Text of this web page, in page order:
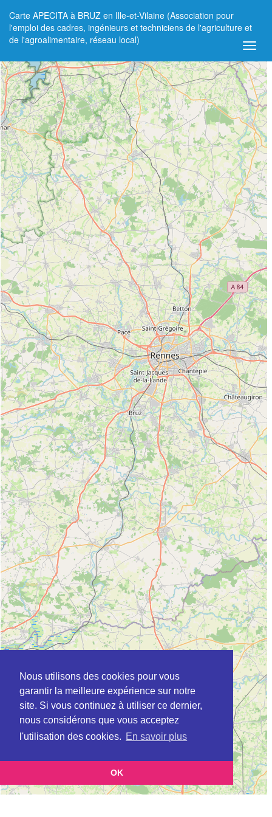
Nous utilisons des cookies pour vous
garantir la meilleure expérience sur notre
site. Si vous continuez à utiliser ce dernier,
nous considérons que vous acceptez
l'utilisation des cookies. En savoir plus
OK
Carte APECITA à BRUZ en Ille-et-Vilaine (Association pour
l'emploi des cadres, ingénieurs et techniciens de l'agriculture et
de l'agroalimentaire, réseau local)
+
−